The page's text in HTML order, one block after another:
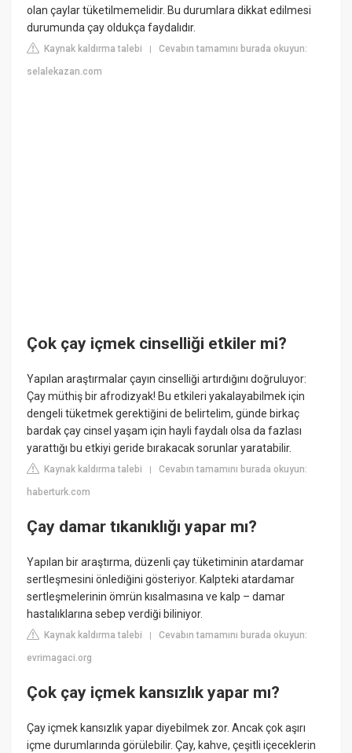
olan çaylar tüketilmemelidir. Bu durumlara dikkat edilmesi
durumunda çay oldukça faydalıdır.
Kaynak kaldırma talebi |Cevabın tamamını burada okuyun:
selalekazan.com
Çok çay içmek cinselliği etkiler mi?
Yapılan araştırmalar çayın cinselliği artırdığını doğruluyor:
Çay müthiş bir afrodizyak! Bu etkileri yakalayabilmek için
dengeli tüketmek gerektiğini de belirtelim, günde birkaç
bardak çay cinsel yaşam için hayli faydalı olsa da fazlası
yarattığı bu etkiyi geride bırakacak sorunlar yaratabilir.
Kaynak kaldırma talebi |Cevabın tamamını burada okuyun:
haberturk.com
Çay damar tıkanıklığı yapar mı?
Yapılan bir araştırma, düzenli çay tüketiminin atardamar
sertleşmesini önlediğini gösteriyor. Kalpteki atardamar
sertleşmelerinin ömrün kısalmasına ve kalp – damar
hastalıklarına sebep verdiği biliniyor.
Kaynak kaldırma talebi |Cevabın tamamını burada okuyun:
evrimagaci.org
Çok çay içmek kansızlık yapar mı?
Çay içmek kansızlık yapar diyebilmek zor. Ancak çok aşırı
içme durumlarında görülebilir. Çay, kahve, çeşitli içeceklerin